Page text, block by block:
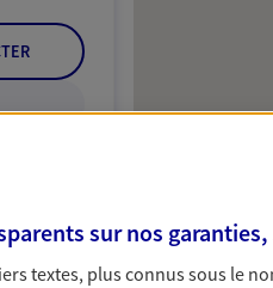
sur nos
textes, plus connus sous le